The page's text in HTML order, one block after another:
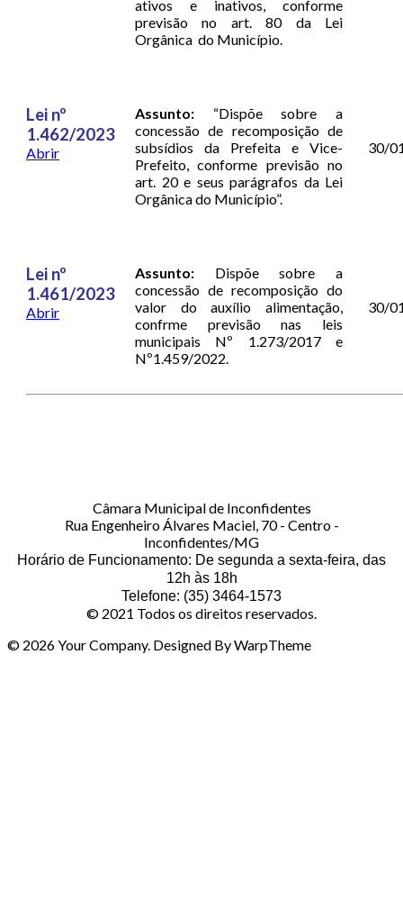
ativos e inativos, conforme
previsão no art. 80 da Lei
Orgânica do Município.
Lei nº
1.462/2023
Abrir
Assunto: “Dispõe sobre a
concessão de recomposição de
subsídios da Prefeita e Vice-
Prefeito, conforme previsão no
art. 20 e seus parágrafos da Lei
Orgânica do Município”.
30/
Lei nº
1.461/2023
Abrir
Assunto: Dispõe sobre a
concessão de recomposição do
valor do auxílio alimentação,
confrme previsão nas leis
municipais Nº 1.273/2017 e
Nº1.459/2022.
30/
Câmara Municipal de Inconfidentes
Rua Engenheiro Álvares Maciel, 70 - Centro -
Inconfidentes/MG
Horário de Funcionamento: De segunda a sexta-feira, das
12h às 18h
Telefone: (35) 3464-1573
© 2021 Todos os direitos reservados.
© 2026 Your Company. Designed By WarpTheme